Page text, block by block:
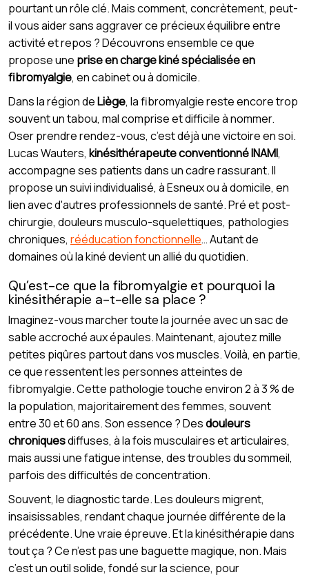
pourtant un rôle clé. Mais comment, concrètement, peut-
il vous aider sans aggraver ce précieux équilibre entre
activité et repos ? Découvrons ensemble ce que
propose une prise en charge kiné spécialisée en
fibromyalgie, en cabinet ou à domicile.
Dans la région deLiège, la fibromyalgie reste encore trop
souvent un tabou, mal comprise et difficile à nommer.
Oser prendre rendez-vous, c’est déjà une victoire en soi.
Lucas Wauters, kinésithérapeute conventionné INAMI,
accompagne ses patients dans un cadre rassurant. Il
propose un suivi individualisé, à Esneux ou à domicile, en
lien avec d'autres professionnels de santé. Pré et post-
chirurgie, douleurs musculo-squelettiques, pathologies
chroniques, rééducation fonctionnelle… Autant de
domaines où la kiné devient un allié du quotidien.
Qu’est-ce que la fibromyalgie et pourquoi la
kinésithérapie a-t-elle sa place ?
Imaginez-vous marcher toute la journée avec un sac de
sable accroché aux épaules. Maintenant, ajoutez mille
petites piqûres partout dans vos muscles. Voilà, en partie,
ce que ressentent les personnes atteintes de
fibromyalgie. Cette pathologie touche environ 2 à 3 % de
la population, majoritairement des femmes, souvent
entre 30 et 60 ans. Son essence ? Desdouleurs
chroniquesdiffuses, à la fois musculaires et articulaires,
mais aussi une fatigue intense, des troubles du sommeil,
parfois des difficultés de concentration.
Souvent, le diagnostic tarde. Les douleurs migrent,
insaisissables, rendant chaque journée différente de la
précédente. Une vraie épreuve. Et la kinésithérapie dans
tout ça ? Ce n’est pas une baguette magique, non. Mais
c’est un outil solide, fondé sur la science, pour